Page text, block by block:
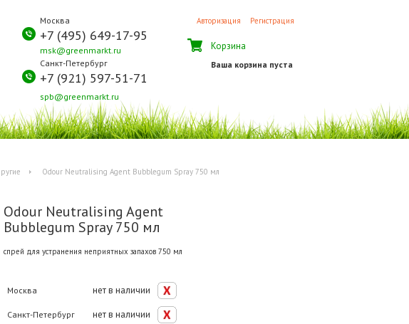
Москва
+7 (495) 649-17-95
msk@greenmarkt.ru
Санкт-Петербург
+7 (921) 597-51-71
spb@greenmarkt.ru
Авторизация Регистрация
Корзина
Ваша корзина пуста
Odour Neutralising Agent Bubblegum Spray 750 мл
Odour Neutralising Agent
Bubblegum Spray 750 мл
спрей для устранения неприятных запахов 750 мл
Москва нет в наличии
Санкт-Петербург нет в наличии